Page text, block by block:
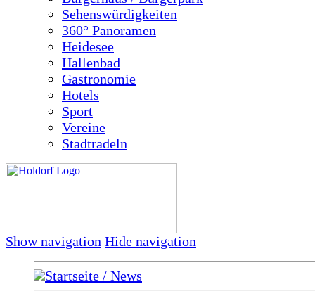
Sehenswürdigkeiten
360° Panoramen
Heidesee
Hallenbad
Gastronomie
Hotels
Sport
Vereine
Stadtradeln
Show navigation Hide navigation
Startseite / News